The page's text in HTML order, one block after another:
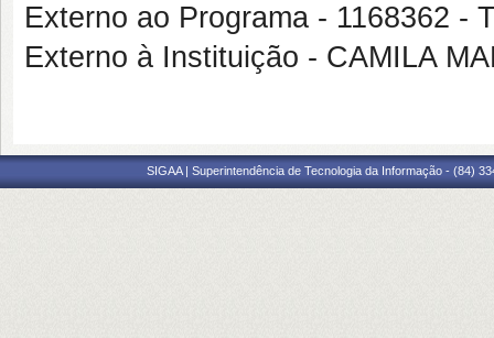
Externo ao Programa - 1168362 -
Externo à Instituição - CAMILA
SIGAA | Superintendência de Tecnologia da Informação - (84)